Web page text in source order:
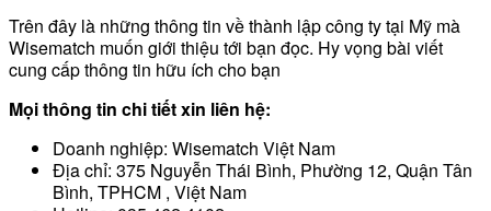
Trên đây là những thông tin về thành lập công ty tại Mỹ mà
Wisematch muốn giới thiệu tới bạn đọc. Hy vọng bài viết
cung cấp thông tin hữu ích cho bạn
Mọi thông tin chi tiết xin liên hệ:
Doanh nghiệp: Wisematch Việt Nam
Địa chỉ: 375 Nguyễn Thái Bình, Phường 12, Quận Tân
Bình, TPHCM , Việt Nam